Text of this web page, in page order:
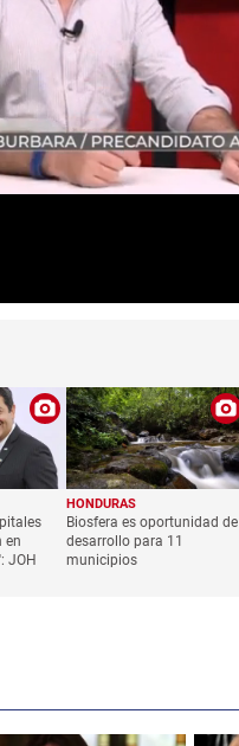
en
JOH
HONDURAS
Biosfera es oportunidad de
desarrollo para 11
municipios